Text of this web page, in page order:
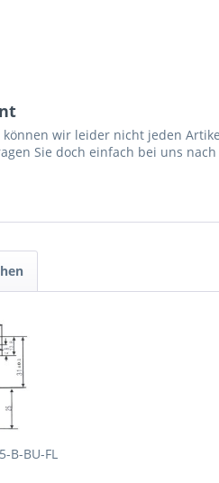
wir leider nicht jeden
Sie doch einfach bei uns
B-BU-FL